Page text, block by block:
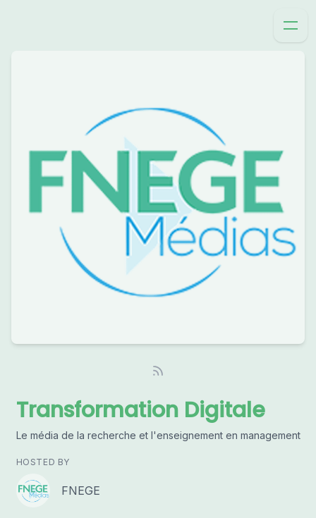
Transformation Digitale
Le média de la recherche et l'enseignement en management
HOSTED BY
FNEGE